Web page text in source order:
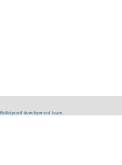
Bulletproof development team.